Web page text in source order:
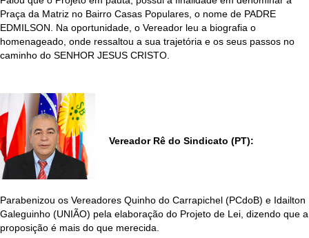
Praça da Matriz no Bairro Casas Populares, o nome de PADRE
EDMILSON. Na oportunidade, o Vereador leu a biografia o
homenageado, onde ressaltou a sua trajetória e os seus passos no
caminho do SENHOR JESUS CRISTO.
Vereador Rê do Sindicato (PT):
Parabenizou os Vereadores Quinho do Carrapichel (PCdoB) e Idailton
Galeguinho (UNIÃO) pela elaboração do Projeto de Lei, dizendo que a
proposição é mais do que merecida.